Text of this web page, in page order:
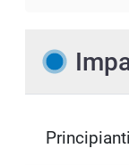
Principianti